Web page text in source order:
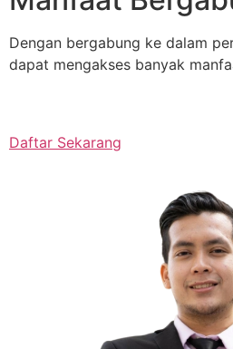
Dengan bergabung ke dalam
dapat mengakses banyak
Daftar Sekarang